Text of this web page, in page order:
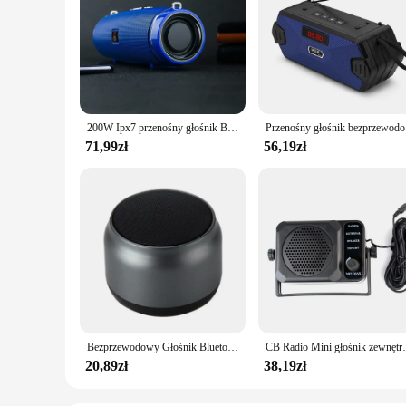
200W Ipx7 przenośny głośnik Bluetooth wodoodporny zewnętrzny głośnik słupkowy Hifi Subwoofer głośnik stereo Radio Fm Tf wysięgnik nowy
71,99zł 56,19zł
Bezprzewodowy Głośnik Bluetooth Przenośny Outdoor Sport Audio Stereo Wsparcie Telefon komórkowy Subwoofer MINI Przenośny Głośnik
20,89zł
CB Radio
38,19zł